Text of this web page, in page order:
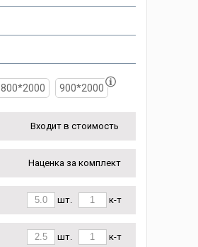
800*2000 900*2000
Входит в стоимость
Наценка за комплект
шт. к-т
шт. к-т